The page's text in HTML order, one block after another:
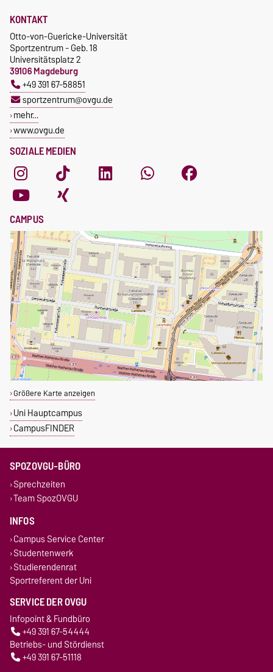
SOZIALE MEDIEN
KONTAKT
Otto-von-Guericke-Universität
Sportzentrum - Geb. 18
Universitätsplatz 2
39106 Magdeburg
+49 391 67-58851
sportzentrum@ovgu.de
mehr…
www.ovgu.de
CAMPUS
Größere Karte anzeigen
Uni Hauptcampus
CampusFINDER
SPOZOVGU-BÜRO
Sprechzeiten
Team SpozOVGU
INFOS
Campus Service Center
Studentenwerk
Studierendenrat
Sportreferent der Uni
SERVICE DER OVGU
Infopoint & Fundbüro
+49 391 67-54444
Betriebs- und Stördienst
+49 391 67-51118